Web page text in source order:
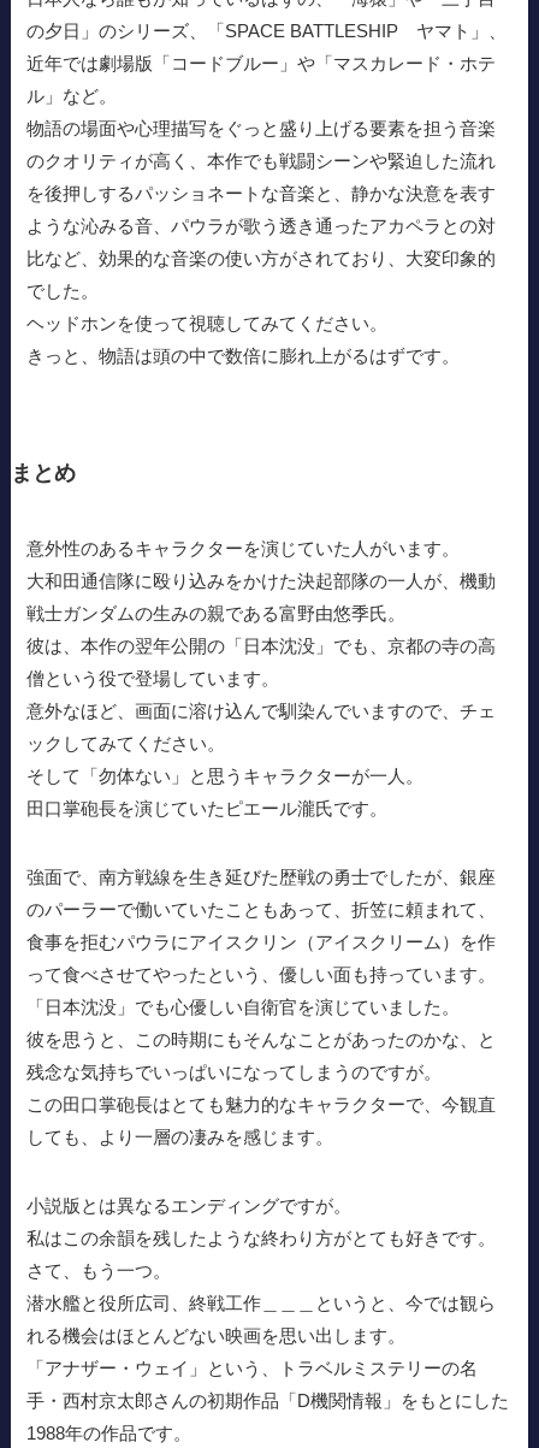
の夕日」のシリーズ、「SPACE BATTLESHIP ヤマト」、
近年では劇場版「コードブルー」や「マスカレード・ホテ
ル」など。
物語の場面や心理描写をぐっと盛り上げる要素を担う音楽
のクオリティが高く、本作でも戦闘シーンや緊迫した流れ
を後押しするパッショネートな音楽と、静かな決意を表す
ような沁みる音、パウラが歌う透き通ったアカペラとの対
比など、効果的な音楽の使い方がされており、大変印象的
でした。
ヘッドホンを使って視聴してみてください。
きっと、物語は頭の中で数倍に膨れ上がるはずです。
まとめ
意外性のあるキャラクターを演じていた人がいます。
大和田通信隊に殴り込みをかけた決起部隊の一人が、機動
戦士ガンダムの生みの親である富野由悠季氏。
彼は、本作の翌年公開の「日本沈没」でも、京都の寺の高
僧という役で登場しています。
意外なほど、画面に溶け込んで馴染んでいますので、チェ
ックしてみてください。
そして「勿体ない」と思うキャラクターが一人。
田口掌砲長を演じていたピエール瀧氏です。
強面で、南方戦線を生き延びた歴戦の勇士でしたが、銀座
のパーラーで働いていたこともあって、折笠に頼まれて、
食事を拒むパウラにアイスクリン（アイスクリーム）を作
って食べさせてやったという、優しい面も持っています。
「日本沈没」でも心優しい自衛官を演じていました。
彼を思うと、この時期にもそんなことがあったのかな、と
残念な気持ちでいっぱいになってしまうのですが。
この田口掌砲長はとても魅力的なキャラクターで、今観直
しても、より一層の凄みを感じます。
小説版とは異なるエンディングですが。
私はこの余韻を残したような終わり方がとても好きです。
さて、もう一つ。
潜水艦と役所広司、終戦工作＿＿＿というと、今では観ら
れる機会はほとんどない映画を思い出します。
「アナザー・ウェイ」という、トラベルミステリーの名
手・西村京太郎さんの初期作品「D機関情報」をもとにした
1988年の作品です。